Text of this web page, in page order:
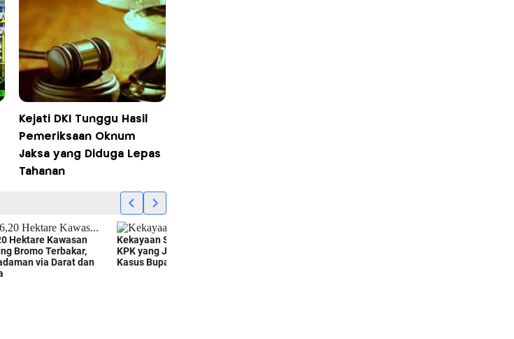
Kejati DKI Tunggu Hasil
Pemeriksaan Oknum
Jaksa yang Diduga Lepas
Tahanan